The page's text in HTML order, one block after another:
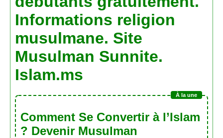
Informations religion
musulmane. Site
Musulman Sunnite.
Islam.ms
Comment Se Convertir à l’Islam
? Devenir Musulman